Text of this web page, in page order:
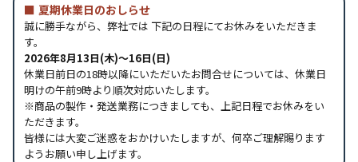
■ 夏期休業日のおしらせ
誠に勝手ながら、弊社では 下記の日程にてお休みをいただきま
す。
2026年8月13日(木)～16日(日)
休業日前日の18時以降にいただいたお問合せについては、休業日
明けの午前9時より順次対応いたします。
※商品の製作・発送業務につきましても、上記日程でお休みをい
ただきます。
皆様には大変ご迷惑をおかけいたしますが、何卒ご理解賜ります
ようお願い申し上げます。